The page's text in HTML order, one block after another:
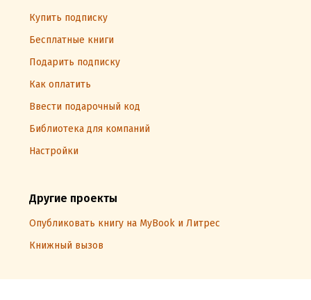
Купить подписку
Бесплатные книги
Подарить подписку
Как оплатить
Ввести подарочный код
Библиотека для компаний
Настройки
Другие проекты
Опубликовать книгу на MyBook и Литрес
Книжный вызов